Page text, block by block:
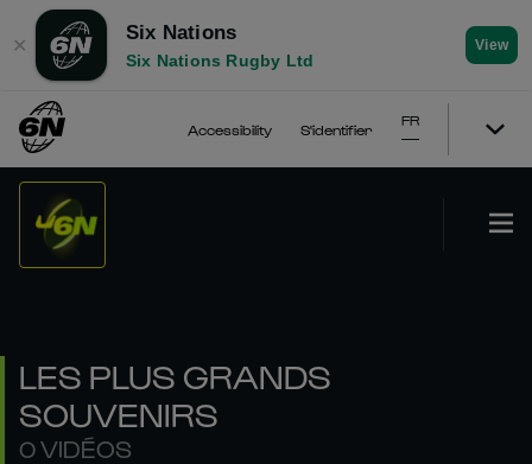
✕
Six Nations
Six Nations Rugby Ltd
View
Accessibility S'identifier
FR
LES PLUS GRANDS
SOUVENIRS
0 VIDÉOS